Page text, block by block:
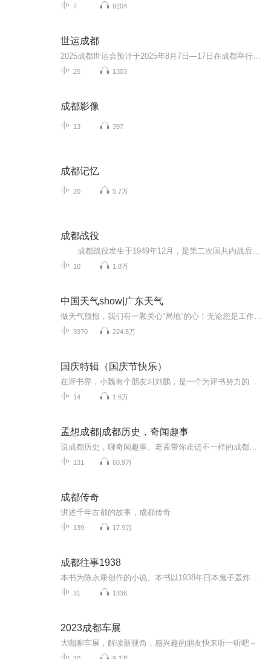
7 9204
世运成都
25 1303
成都影像
13 397
成都记忆
20 5.7万
成都战役
10 1.8万
中国天气show|广东天气
3970 224.5万
国庆特辑（国庆节快乐）
14 1.6万
孟想成都|成都历史，奇闻趣事
131 60.9万
成都传奇
讲述千年古都的故事，成都传奇
139 17.9万
成都往事1938
31 1336
2023成都车展
大咖聊车展，解读新视角，感兴趣的朋友快来听一听吧～